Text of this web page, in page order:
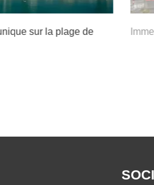
sur la plage de